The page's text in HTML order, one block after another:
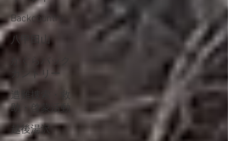
Backcountry
八甲田山
カントリー
遭難捜索・救
助・啓蒙活動
越後湯沢